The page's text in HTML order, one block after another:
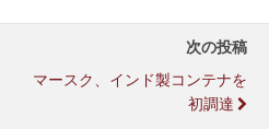
次の投稿
マースク、インド製コンテナを
初調達